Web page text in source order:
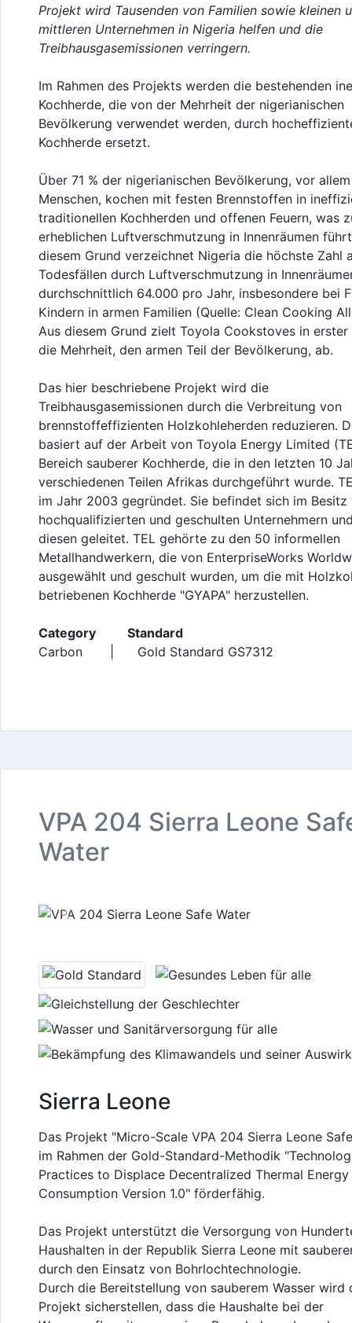
Projekt wird Tausenden von Familien sowie kleinen
mittleren Unternehmen in Nigeria helfen und die
Treibhausgasemissionen verringern.
Im Rahmen des Projekts werden die bestehenden
Kochherde, die von der Mehrheit der nigerianischen
Bevölkerung verwendet werden, durch
Kochherde ersetzt.
Über 71 % der nigerianischen Bevölkerung, vor
Menschen, kochen mit festen Brennstoffen in
traditionellen Kochherden und offenen Feuern, was
erheblichen Luftverschmutzung in Innenräumen
diesem Grund verzeichnet Nigeria die höchste Zahl
Todesfällen durch Luftverschmutzung in
durchschnittlich 64.000 pro Jahr, insbesondere bei
Kindern in armen Familien (Quelle: Clean Cooking
Aus diesem Grund zielt Toyola Cookstoves in erster
die Mehrheit, den armen Teil der Bevölkerung, ab.
Das hier beschriebene Projekt wird die
Treibhausgasemissionen durch die Verbreitung von
brennstoffeffizienten Holzkohleherden reduzieren.
basiert auf der Arbeit von Toyola Energy Limited
Bereich sauberer Kochherde, die in den letzten 10
verschiedenen Teilen Afrikas durchgeführt wurde.
im Jahr 2003 gegründet. Sie befindet sich im Besitz
hochqualifizierten und geschulten Unternehmern
diesen geleitet. TEL gehörte zu den 50 informellen
Metallhandwerkern, die von EnterpriseWorks
ausgewählt und geschult wurden, um die mit
betriebenen Kochherde "GYAPA" herzustellen.
Category Standard
Carbon | Gold Standard GS7312
VPA 204 Sierra Leone
Water
Previous
Sierra Leone
Das Projekt "Micro-Scale VPA 204 Sierra Leone
im Rahmen der Gold-Standard-Methodik
Practices to Displace Decentralized Thermal Energy
Consumption Version 1.0" förderfähig.
Das Projekt unterstützt die Versorgung von
Haushalten in der Republik Sierra Leone mit
durch den Einsatz von Bohrlochtechnologie.
Durch die Bereitstellung von sauberem Wasser wird
Projekt sicherstellen, dass die Haushalte bei der